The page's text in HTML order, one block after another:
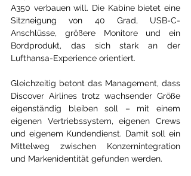
A350 verbauen will. Die Kabine bietet eine
Sitzneigung von 40 Grad, USB-C-
Anschlüsse, größere Monitore und ein
Bordprodukt, das sich stark an der
Lufthansa-Experience orientiert.
Gleichzeitig betont das Management, dass
Discover Airlines trotz wachsender Größe
eigenständig bleiben soll – mit einem
eigenen Vertriebssystem, eigenen Crews
und eigenem Kundendienst. Damit soll ein
Mittelweg zwischen Konzernintegration
und Markenidentität gefunden werden.